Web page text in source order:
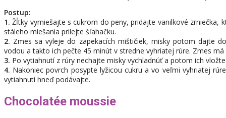
Postup:
1. Žĺtky vymiešajte s cukrom do peny, pridajte vanilkové zrniečka,
stáleho miešania prilejte šľahačku.
2. Zmes sa vyleje do zapekacích mištičiek, misky potom dajte
vodou a takto ich pečte 45 minút v stredne vyhriatej rúre. Zmes
3. Po vytiahnutí z rúry nechajte misky vychladnúť a potom ich
4. Nakoniec povrch posypte lyžicou cukru a vo veľmi vyhriatej
vytiahnutí hneď podávajte.
Chocolatée moussie